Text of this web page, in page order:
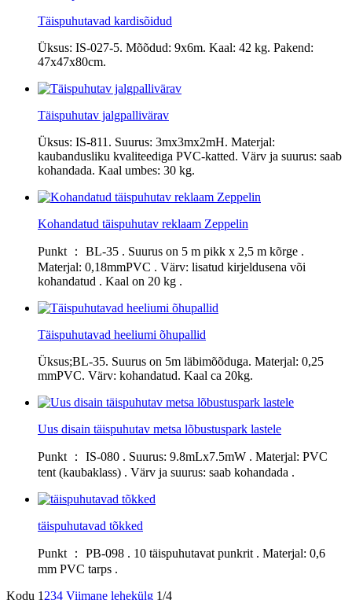
Täispuhutavad kardisõidud
Üksus: IS-027-5. Mõõdud: 9x6m. Kaal: 42 kg. Pakend:
47x47x80cm.
Täispuhutav jalgpallivärav
Üksus: IS-811. Suurus: 3mx3mx2mH. Materjal:
kaubandusliku kvaliteediga PVC-katted. Värv ja suurus: saab
kohandada. Kaal umbes: 30 kg.
Kohandatud täispuhutav reklaam Zeppelin
Punkt ： BL-35 . Suurus on 5 m pikk x 2,5 m kõrge .
Materjal: 0,18mmPVC . Värv: lisatud kirjeldusena või
kohandatud . Kaal on 20 kg .
Täispuhutavad heeliumi õhupallid
Üksus;BL-35. Suurus on 5m läbimõõduga. Materjal: 0,25
mmPVC. Värv: kohandatud. Kaal ca 20kg.
Uus disain täispuhutav metsa lõbustuspark lastele
Punkt ： IS-080 . Suurus: 9.8mLx7.5mW . Materjal: PVC
tent (kaubaklass) . Värv ja suurus: saab kohandada .
täispuhutavad tõkked
Punkt ： PB-098 . 10 täispuhutavat punkrit . Materjal: 0,6
mm PVC tarps .
Kodu 1 234 Viimane lehekülg 1/4